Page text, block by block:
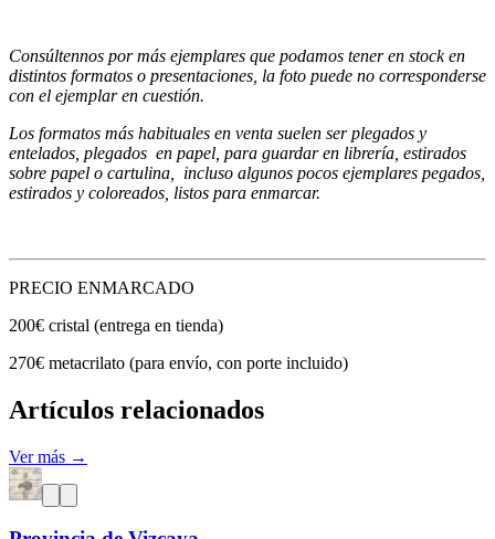
Consúltennos por más ejemplares que podamos tener en stock en
distintos formatos o presentaciones, la foto puede no corresponderse
con el ejemplar en cuestión.
Los formatos más habituales en venta suelen ser plegados y
entelados, plegados en papel, para guardar en librería, estirados
sobre papel o cartulina, incluso algunos pocos ejemplares pegados,
estirados y coloreados, listos para enmarcar.
PRECIO ENMARCADO
200€ cristal (entrega en tienda)
270€ metacrilato (para envío, con porte incluido)
Artículos relacionados
Ver más →